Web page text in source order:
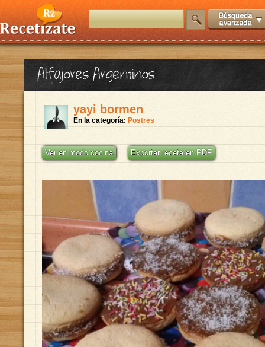
Alfajores Argentinos
yayi bormen
En la categoría: Postres
Ver en modo cocina Exportar receta en PDF